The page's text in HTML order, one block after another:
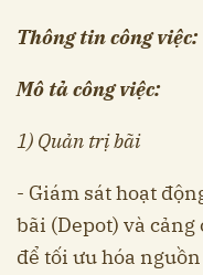
Thông tin công việc:
Mô tả công việc:
1) Quản trị bãi
- Giám sát hoạt
bãi (Depot) và
để tối ưu hóa